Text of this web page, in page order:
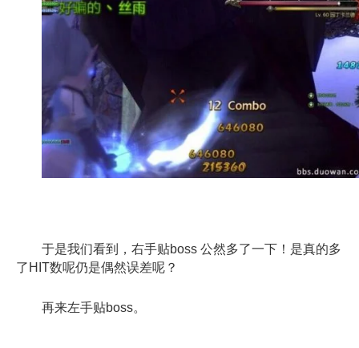
于是我们看到，右手贴boss 公然多了一下！是真的多
了HIT数呢仍是偶然误差呢？
再来左手贴boss。